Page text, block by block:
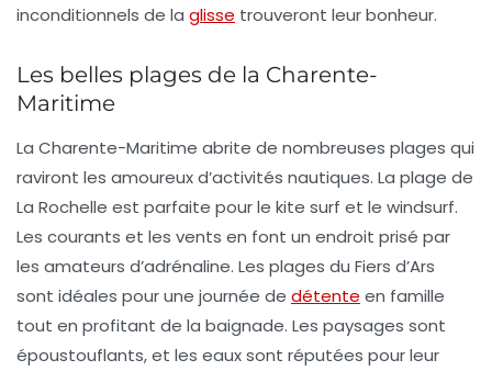
inconditionnels de la glisse trouveront leur bonheur.
Les belles plages de la Charente-
Maritime
La Charente-Maritime abrite de nombreuses plages qui
raviront les amoureux d’activités nautiques. La plage de
La Rochelle est parfaite pour le kite surf et le windsurf.
Les courants et les vents en font un endroit prisé par
les amateurs d’adrénaline. Les plages du Fiers d’Ars
sont idéales pour une journée de détente en famille
tout en profitant de la baignade. Les paysages sont
époustouflants, et les eaux sont réputées pour leur